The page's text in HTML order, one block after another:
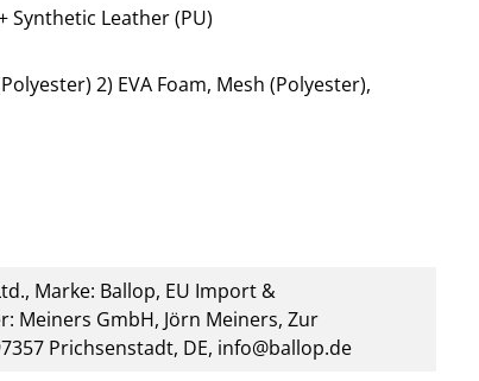
Synthetic Leather (PU)
2) EVA Foam, Mesh (Polyester),
Marke: Ballop, EU Import &
Meiners GmbH, Jörn Meiners, Zur
Prichsenstadt, DE, info@ballop.de